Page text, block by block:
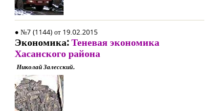
● №7 (1144) от 19.02.2015
Экономика:Теневая экономика
Хасанского района
Николай Залесский.